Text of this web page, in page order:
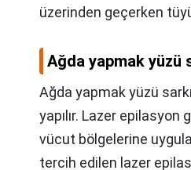
üzerinden geçerken
Ağda yapmak yüzü
Ağda yapmak yüzü
yapılır. Lazer
vücut bölgelerine
tercih edilen lazer